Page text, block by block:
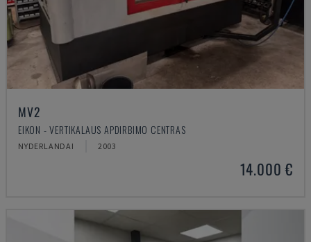
MV2
EIKON - VERTIKALAUS APDIRBIMO CENTRAS
NYDERLANDAI 2003
14.000 €